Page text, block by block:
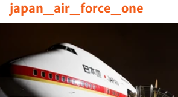
japan_air_force_one